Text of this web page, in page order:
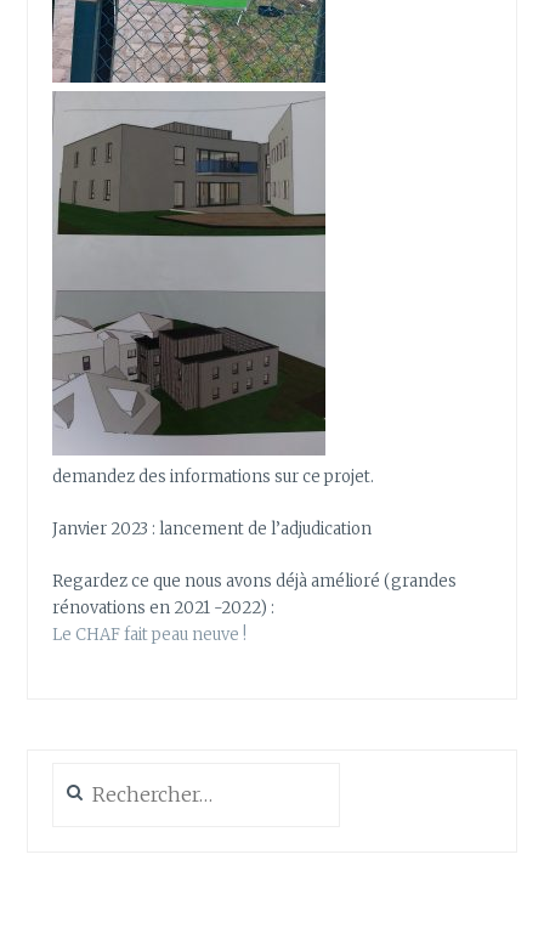
demandez des informations sur ce projet.
Janvier 2023 : lancement de l’adjudication
Regardez ce que nous avons déjà amélioré (grandes
rénovations en 2021 -2022) :
Le CHAF fait peau neuve !